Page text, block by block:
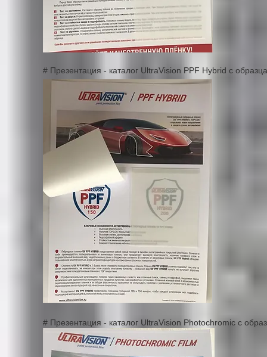
# Презентация - каталог UltraVision PPF Hybrid с
# Презентация - каталог UltraVision Photochromic с